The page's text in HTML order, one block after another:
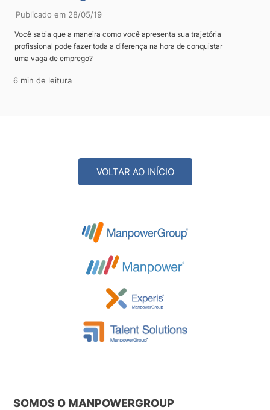
Publicado em 28/05/19
Você sabia que a maneira como você apresenta sua trajetória
profissional pode fazer toda a diferença na hora de conquistar
uma vaga de emprego?
6 min de leitura
VOLTAR AO INÍCIO
SOMOS O MANPOWERGROUP